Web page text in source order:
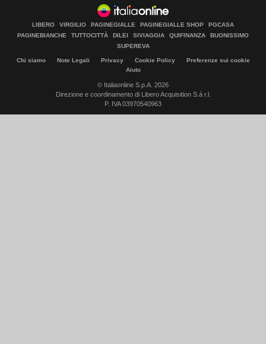
LIBERO VIRGILIO PAGINEGIALLE PAGINEGIALLE SHOP
PGCASA
PAGINEBIANCHE
TUTTOCITTÀ DILEI SIVIAGGIA QUIFINANZA
BUONISSIMO
SUPEREVA
Chi siamo Note Legali Privacy Cookie Policy
Preferenze sui cookie
Aiuto
© Italiaonline S.p.A. 2026
Direzione e coordinamento di Libero Acquisition S.á r.l.
P. IVA 03970540963